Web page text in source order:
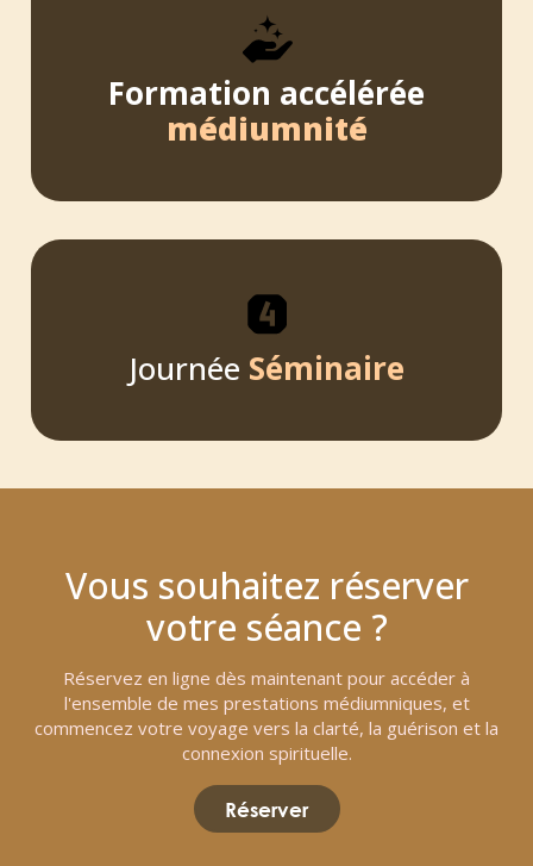
Formation accélérée
médiumnité
Journée Séminaire
Vous souhaitez réserver
votre séance ?
Réservez en ligne dès maintenant pour accéder à
l'ensemble de mes prestations médiumniques, et
commencez votre voyage vers la clarté, la guérison et la
connexion spirituelle.
Réserver